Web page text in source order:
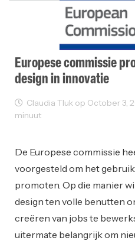
Europese commissie
design in innovatie
Claudia Tluk op October 3,
minuut
De Europese commissie
voorgesteld om het
promoten. Op die manier
design ten volle benutten
creëren van jobs te
uitermate belangrijk om